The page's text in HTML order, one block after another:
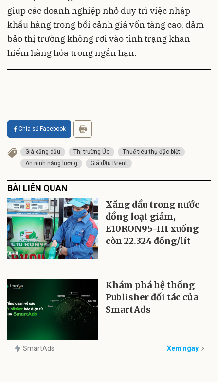
giúp các doanh nghiệp nhỏ duy trì việc nhập
khẩu hàng trong bối cảnh giá vốn tăng cao, đảm
bảo thị trường không rơi vào tình trạng khan
hiếm hàng hóa trong ngắn hạn.
Chia sẻ Facebook
Giá xăng dầu Thị trường Úc
Thuế tiêu thụ đặc biệt
An ninh năng lượng
Giá dầu Brent
BÀI LIÊN QUAN
Xăng dầu trong nước
đồng loạt giảm,
E10RON95-III xuống
còn 22.324 đồng/lít
Khám phá hệ thống
Publisher đối tác của
SmartAds
SmartAds Xem ngay